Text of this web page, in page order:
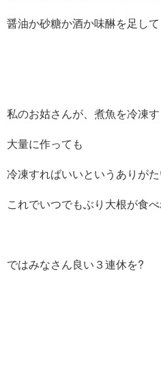
醤油か砂糖か酒か味醂を足して
私のお姑さんが、煮魚を冷凍
大量に作っても
冷凍すればいいというありがた
これでいつでもぶり大根が食べ
ではみなさん良い３連休を?